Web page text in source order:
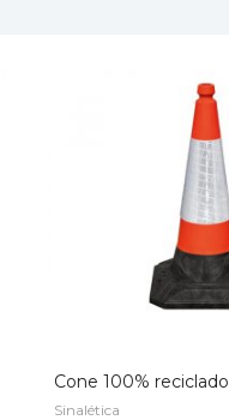
Cone 100% reciclado
Sinalética